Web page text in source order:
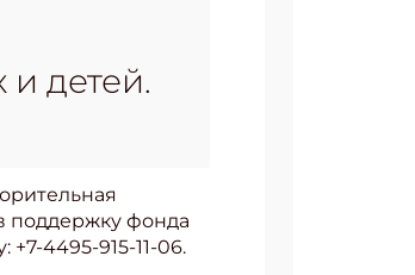
детей.
поддержку фонда
4495-915-11-06.